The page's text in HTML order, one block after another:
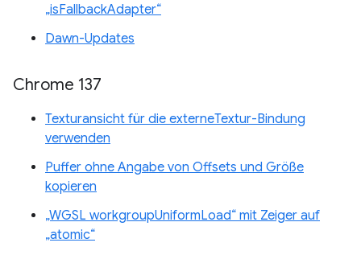
„isFallbackAdapter“
Dawn-Updates
Chrome 137
Texturansicht für die externeTextur-Bindung
verwenden
Puffer ohne Angabe von Offsets und Größe
kopieren
„WGSL workgroupUniformLoad“ mit Zeiger auf
„atomic“